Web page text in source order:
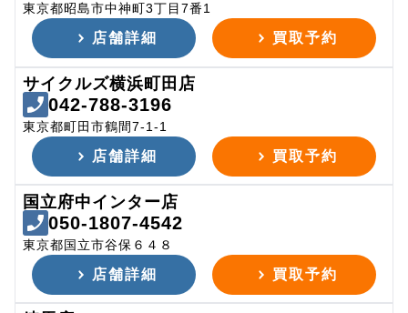
東京都昭島市中神町3丁目7番1
店舗詳細 買取予約
サイクルズ横浜町田店
042-788-3196
東京都町田市鶴間7-1-1
店舗詳細 買取予約
国立府中インター店
050-1807-4542
東京都国立市谷保６４８
店舗詳細 買取予約